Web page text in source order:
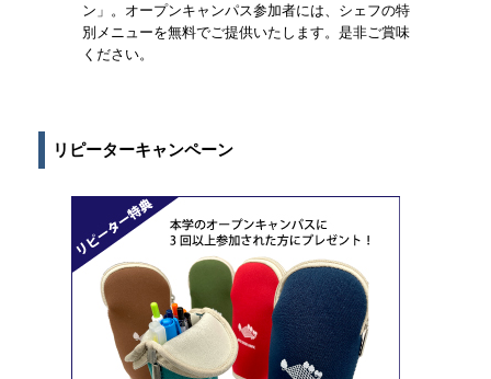
ン」。オープンキャンパス参加者には、シェフの特
別メニューを無料でご提供いたします。是非ご賞味
ください。
リピーターキャンペーン